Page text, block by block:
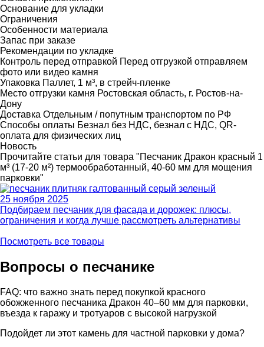
Основание для укладки
Ограничения
Особенности материала
Запас при заказе
Рекомендации по укладке
Контроль перед отправкой Перед отгрузкой отправляем
фото или видео камня
Упаковка Паллет, 1 м³, в стрейч-пленке
Место отгрузки камня Ростовская область, г. Ростов-на-
Дону
Доставка Отдельным / попутным транспортом по РФ
Способы оплаты Безнал без НДС, безнал с НДС, QR-
оплата для физических лиц
Новость
Прочитайте статьи для товара "Песчаник Дракон красный 1
м³ (17-20 м²) термообработанный, 40-60 мм для мощения
парковки"
25 ноября 2025
Подбираем песчаник для фасада и дорожек: плюсы,
ограничения и когда лучше рассмотреть альтернативы
Посмотреть все товары
Вопросы о песчанике
FAQ: что важно знать перед покупкой красного
обожженного песчаника Дракон 40–60 мм для парковки,
въезда к гаражу и тротуаров с высокой нагрузкой
Подойдет ли этот камень для частной парковки у дома?